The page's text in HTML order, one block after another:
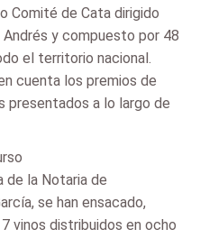
Comité de Cata dirigido
y compuesto por 48
el territorio nacional.
cuenta los premios de
presentados a lo largo de
de la Notaria de
se han ensacado,
vinos distribuidos en ocho